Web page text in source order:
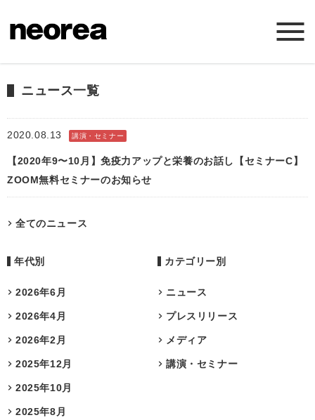
ニュース
ミッション
お問い合わせ
ニュース一覧
2020.08.13 講演・セミナー
【2020年9〜10月】免疫力アップと栄養のお話し【セミナーC】
ZOOM無料セミナーのお知らせ
全てのニュース
年代別
2026年6月
2026年4月
2026年2月
2025年12月
2025年10月
2025年8月
カテゴリー別
ニュース
プレスリリース
メディア
講演・セミナー